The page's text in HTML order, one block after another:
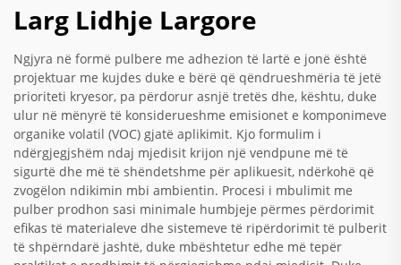
Larg Lidhje Largore
Ngjyra në formë pulbere me adhezion të lartë e jonë është
projektuar me kujdes duke e bërë që qëndrueshmëria të jetë
prioriteti kryesor, pa përdorur asnjë tretës dhe, kështu, duke
ulur në mënyrë të konsiderueshme emisionet e komponimeve
organike volatil (VOC) gjatë aplikimit. Kjo formulim i
ndërgjegjshëm ndaj mjedisit krijon një vendpune më të
sigurtë dhe më të shëndetshme për aplikuesit, ndërkohë që
zvogëlon ndikimin mbi ambientin. Procesi i mbulimit me
pulber prodhon sasi minimale humbjeje përmes përdorimit
efikas të materialeve dhe sistemeve të ripërdorimit të pulberit
të shpërndarë jashtë, duke mbështetur edhe më tepër